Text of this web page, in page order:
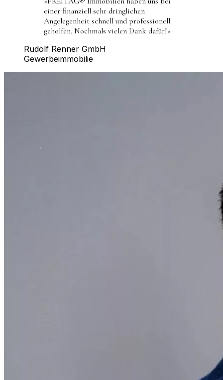
einer finanziell sehr dringlichen
Angelegenheit schnell und professionell
geholfen. Nochmals vielen Dank dafür!«
Rudolf Renner GmbH
Gewerbeimmobilie